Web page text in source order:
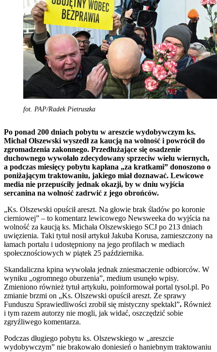
fot. PAP/Radek Pietruszka
Po ponad 200 dniach pobytu w areszcie wydobywczym ks.
Michał Olszewski wyszedł za kaucją na wolność i powrócił do
zgromadzenia zakonnego. Przedłużające się osadzenie
duchownego wywołało zdecydowany sprzeciw wielu wiernych,
a podczas miesięcy pobytu kapłana „za kratkami” donoszono o
poniżającym traktowaniu, jakiego miał doznawać. Lewicowe
media nie przepuściły jednak okazji, by w dniu wyjścia
sercanina na wolność zadrwić z jego obrońców.
„Ks. Olszewski opuścił areszt. Na głowie brak śladów po koronie
cierniowej” – to komentarz lewicowego Newsweeka do wyjścia na
wolność za kaucją ks. Michała Olszewskiego SCJ po 213 dniach
uwięzienia. Taki tytuł nosił artykuł Jakuba Korusa, zamieszczony na
łamach portalu i udostępniony na jego profilach w mediach
społecznościowych w piątek 25 października.
Skandaliczna kpina wywołała jednak zniesmaczenie odbiorców. W
wyniku „ogromnego oburzenia”, medium usunęło wpisy.
Zmieniono również tytuł artykułu, poinformował portal tysol.pl. Po
zmianie brzmi on „Ks. Olszewski opuścił areszt. Ze sprawy
Funduszu Sprawiedliwości zrobił się mistyczny spektakl”. Również
i tym razem autorzy nie mogli, jak widać, oszczędzić sobie
zgryźliwego komentarza.
Podczas długiego pobytu ks. Olszewskiego w „areszcie
wydobywczym” nie brakowało doniesień o haniebnym traktowaniu